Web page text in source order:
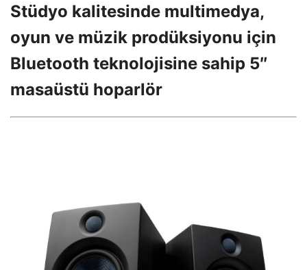
Stüdyo kalitesinde multimedya,
oyun ve müzik prodüksiyonu için
Bluetooth teknolojisine sahip 5″
masaüstü hoparlör